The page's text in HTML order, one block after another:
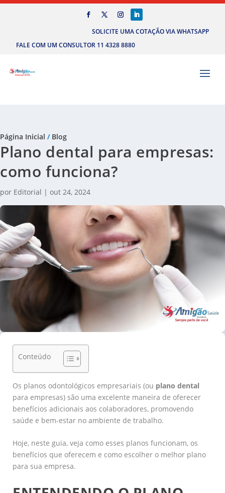
SOLICITE UMA COTAÇÃO VIA WHATSAPP
FALE COM UM CONSULTOR 11 4328 8880
Página Inicial / Blog
Plano dental para empresas:
como funciona?
por Editorial | out 24, 2024
Conteúdo
Os planos odontológicos empresariais (ou plano dental
para empresas) são uma excelente maneira de oferecer
benefícios adicionais aos colaboradores, promovendo
saúde e bem-estar no ambiente de trabalho.
Hoje, neste guia, veja como esses planos funcionam, os
benefícios que oferecem e como escolher o melhor plano
para sua empresa.